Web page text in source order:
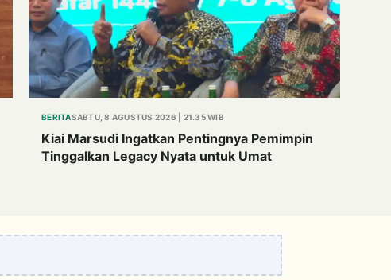
BERITASABTU, 8 AGUSTUS 2026 | 21.35 WIB
Kiai Marsudi Ingatkan Pentingnya Pemimpin
Tinggalkan Legacy Nyata untuk Umat